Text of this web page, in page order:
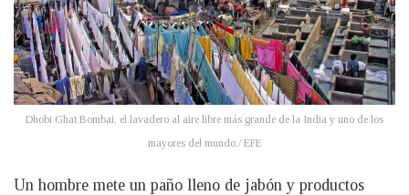
Dhobi Ghat Bombai, el lavadero al aire libre más grande de la India y uno de los
mayores del mundo./ EFE
Un hombre mete un paño lleno de jabón y productos